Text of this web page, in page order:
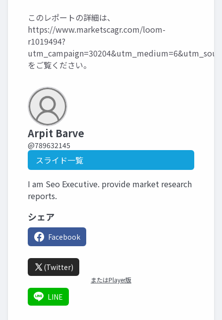
このレポートの詳細は、
https://www.marketscagr.com/loom-
r1019494?
をご覧ください。
Arpit Barve
@789632145
スライド一覧
I am Seo Executive. provide market research
reports.
シェア
Facebook
(Twitter)
またはPlayer版
LINE